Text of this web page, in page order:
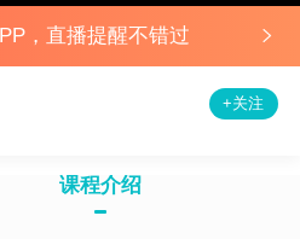
，直播提醒不错过
+关注
课程介绍